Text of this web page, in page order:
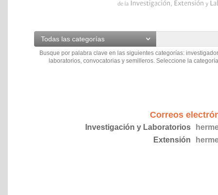
Todas las categorías
Busque por palabra clave en las siguientes categorías:
laboratorios, convocatorias y semilleros. Seleccione la
Correos
Investigación y Laboratorios
Extensión